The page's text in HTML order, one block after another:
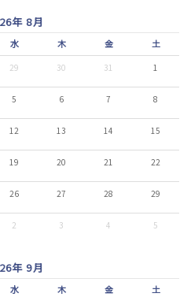
年 8月
水 木 金 土
29 30 31
1
5 6 7
8
12 13 14
15
19 20 21
22
26 27 28
29
2 3 4
5
年 9月
水 木 金 土